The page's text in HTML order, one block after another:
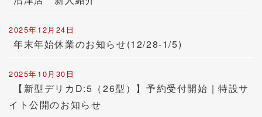
2025年12月24日
年末年始休業のお知らせ(12/28-1/5)
2025年10月30日
【新型デリカD:5（26型）】予約受付開始｜特設サ
イト公開のお知らせ